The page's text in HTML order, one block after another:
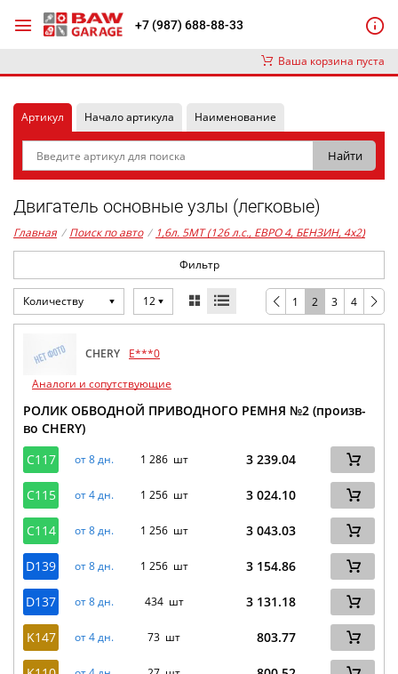
+7 (987) 688-88-33
Ваша корзина пуста
Артикул Начало артикула Наименование
Двигатель основные узлы (легковые)
Главная / Поиск по авто / 1,6л. 5MT (126 л.с., ЕВРО 4, БЕНЗИН, 4x2)
Фильтр
Количеству 12 1 2 3 4
CHERY
E***0
Аналоги и сопутствующие
РОЛИК ОБВОДНОЙ ПРИВОДНОГО РЕМНЯ №2 (произв-
во CHERY)
C117
от 8 дн. 1 286 шт 3 239.04
C115 от 4 дн. 1 256 шт 3 024.10
C114 от 8 дн. 1 256 шт 3 043.03
D139 от 8 дн. 1 256 шт 3 154.86
D137 от 8 дн. 434 шт 3 131.18
K147 от 4 дн. 73 шт 803.77